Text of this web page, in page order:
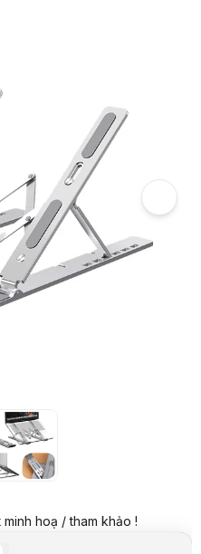
Ergotek LS501 - 6 Mức Độ, Điều
Ergotek LS501 - 6 Mức Độ, Điều
kiệm 20.000 VND (-7%)
VND / tháng
VND / tháng
hoạ / tham khảo !